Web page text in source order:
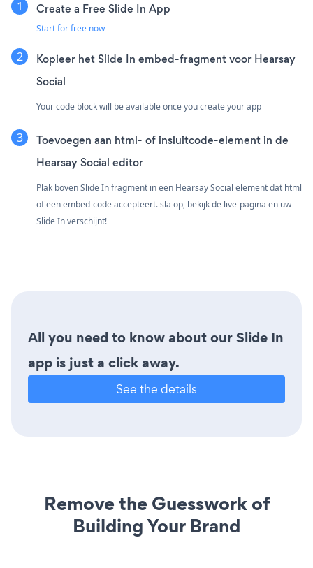
Create a Free Slide In App
Start for free now
Kopieer het Slide In embed-fragment voor Hearsay
Social
Your code block will be available once you create your app
Toevoegen aan html- of insluitcode-element in de
Hearsay Social editor
Plak boven Slide In fragment in een Hearsay Social element dat html
of een embed-code accepteert. sla op, bekijk de live-pagina en uw
Slide In verschijnt!
All you need to know about our Slide In
app is just a click away.
See the details
Remove the Guesswork of
Building Your Brand